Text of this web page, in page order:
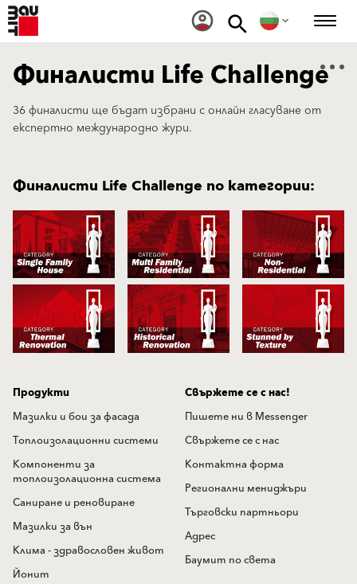
Финалисти Life Challenge
36 финалисти ще бъдат избрани с онлайн гласуване от
експертно международно жури.
Финалисти Life Challenge по категории:
Продукти
Мазилки и бои за фасада
Топлоизолационни системи
Компоненти за
топлоизолационна система
Саниране и реновиране
Мазилки за вън
Клима - здравословен живот
Йонит
Свържете се с нас!
Пишете ни в Messenger
Свържете се с нас
Контактна форма
Регионални мениджъри
Търговски партньори
Адрес
Баумит по света